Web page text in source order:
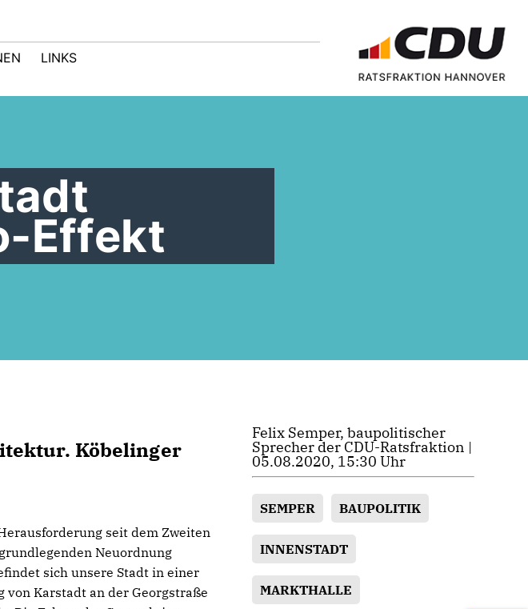
LINKS
Effekt
Köbelinger
seit dem Zweiten
Neuordnung
sich unsere Stadt in einer
von Karstadt an der Georgstraße
Felix Semper, baupolitischer
Sprecher der CDU-Ratsfraktion |
05.08.2020, 15:30 Uhr
SEMPER BAUPOLITIK
INNENSTADT
MARKTHALLE